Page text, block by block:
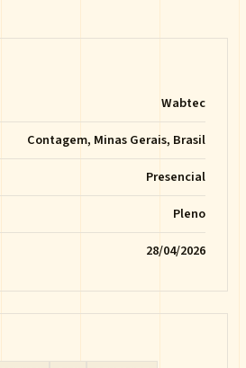
Wabtec
Contagem, Minas Gerais, Brasil
Presencial
Pleno
28/04/2026